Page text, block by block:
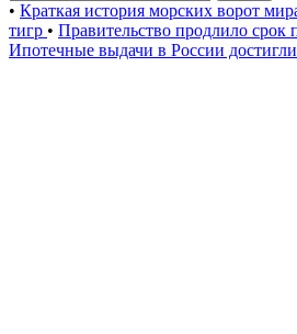
• Краткая история морских ворот
тигр • Правительство продлило
Ипотечные выдачи в России